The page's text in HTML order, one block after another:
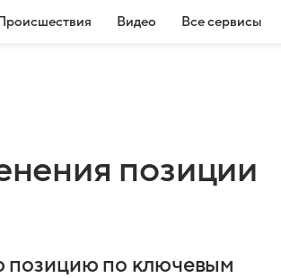
Происшествия Видео Все сервисы
позиции
позицию по ключевым